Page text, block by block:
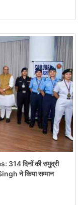
दिनों की समुद्री
ने किया सम्मान